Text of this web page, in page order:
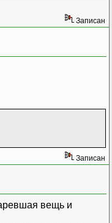
Записан
Записан
вещь и